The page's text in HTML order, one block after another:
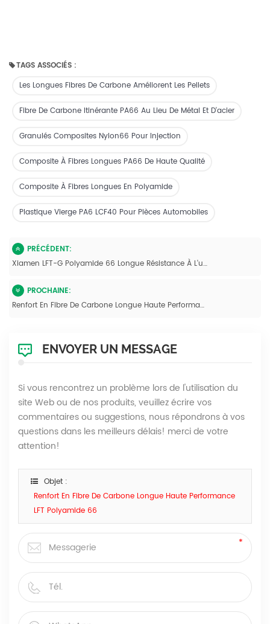
TAGS ASSOCIÉS :
Les Longues Fibres De Carbone Améliorent Les Pellets
Fibre De Carbone Itinérante PA66 Au Lieu De Métal Et D'acier
Granulés Composites Nylon66 Pour Injection
Composite À Fibres Longues PA66 De Haute Qualité
Composite À Fibres Longues En Polyamide
Plastique Vierge PA6 LCF40 Pour Pièces Automobiles
PRÉCÉDENT:
Xiamen LFT-G Polyamide 66 Longue Résistance À L'usure Remplie De Fibres De Carbone Pour Les Pièces Automobiles
PROCHAINE:
Renfort En Fibre De Carbone Longue Haute Performance LFT Polyamide 66
ENVOYER UN MESSAGE
Si vous rencontrez un problème lors de l'utilisation du
site Web ou de nos produits, veuillez écrire vos
commentaires ou suggestions, nous répondrons à vos
questions dans les meilleurs délais! merci de votre
attention!
Objet :
Renfort En Fibre De Carbone Longue Haute Performance
LFT Polyamide 66